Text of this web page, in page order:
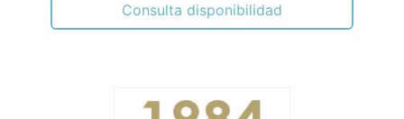
Consulta disponibilidad